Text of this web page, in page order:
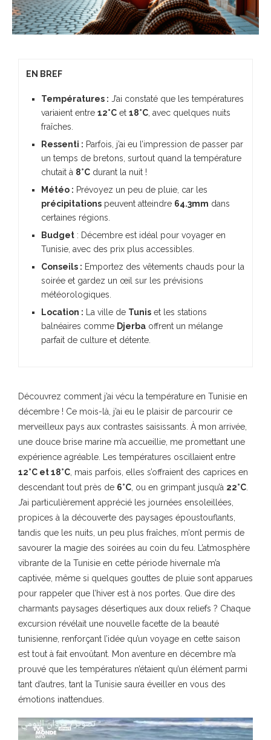
EN BREF
Températures : J’ai constaté que les températures
variaient entre 12°C et 18°C , avec quelques nuits
fraîches.
Ressenti : Parfois, j’ai eu l’impression de passer par
un temps de bretons, surtout quand la température
chutait à 8°C durant la nuit !
Météo : Prévoyez un peu de pluie, car les
précipitations peuvent atteindre 64.3mm dans
certaines régions.
Budget : Décembre est idéal pour voyager en
Tunisie, avec des prix plus accessibles.
Conseils : Emportez des vêtements chauds pour la
soirée et gardez un œil sur les prévisions
météorologiques.
Location : La ville de Tunis et les stations
balnéaires comme Djerba offrent un mélange
parfait de culture et détente.
Découvrez comment j’ai vécu la température en Tunisie en
décembre ! Ce mois-là, j’ai eu le plaisir de parcourir ce
merveilleux pays aux contrastes saisissants. À mon arrivée,
une douce brise marine m’a accueillie, me promettant une
expérience agréable. Les températures oscillaient entre
12°C et 18°C , mais parfois, elles s’offraient des caprices en
descendant tout près de 6°C , ou en grimpant jusqu’à 22°C
J’ai particulièrement apprécié les journées ensoleillées,
propices à la découverte des paysages époustouflants,
tandis que les nuits, un peu plus fraîches, m’ont permis de
savourer la magie des soirées au coin du feu. L’atmosphère
vibrante de la Tunisie en cette période hivernale m’a
captivée, même si quelques gouttes de pluie sont apparues
pour rappeler que l’hiver est à nos portes. Que dire des
charmants paysages désertiques aux doux reliefs ? Chaque
excursion révélait une nouvelle facette de la beauté
tunisienne, renforçant l’idée qu’un voyage en cette saison
est tout à fait envoûtant. Mon aventure en décembre m’a
prouvé que les températures n’étaient qu’un élément parmi
tant d’autres, tant la Tunisie saura éveiller en vous des
émotions inattendues.